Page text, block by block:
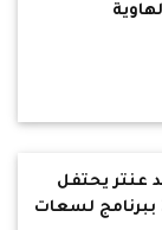
عنتر يحتفل